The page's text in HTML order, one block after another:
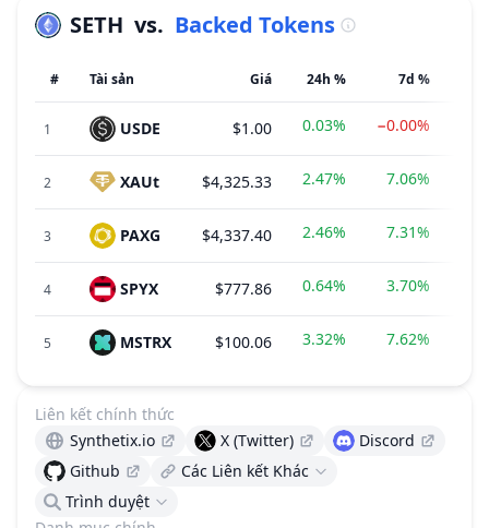
SETH vs. Backed Tokens
# Tài sản Giá 24h % 7d %
1 USDE $1.00 0.03% −0.00%
2 XAUt $4,325.33 2.47% 7.06%
3 PAXG $4,337.40 2.46% 7.31%
4 SPYX $777.86 0.64% 3.70%
5 MSTRX $100.06 3.32% 7.62%
Liên kết chính thức
Synthetix.io
X (Twitter)
Discord
Github
Các Liên kết Khác
Trình duyệt